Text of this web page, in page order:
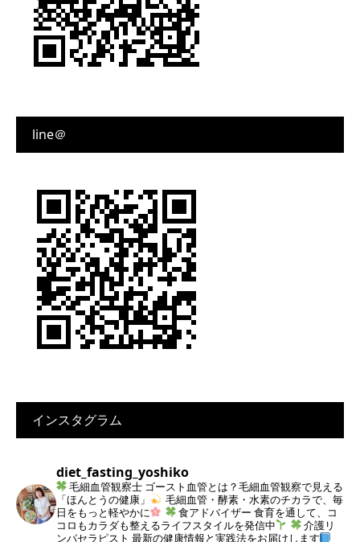
line＠
インスタグラム
diet_fasting_yoshiko
毛細血管観察士 ゴースト血管とは？毛細血管観察で見える
「ほんとうの健康」
毛細血管・酵素・水素のチカラで、毎
日をもっと軽やかに
食アドバイザー 食育を通して、コ
コロもカラダも整えるライフスタイルを発信中
介護リ
ンパセラピスト 最新の健康情報と実践法をお届けします